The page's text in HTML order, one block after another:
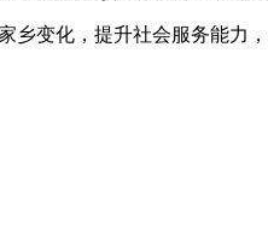
乡变化，提升社会服务能力